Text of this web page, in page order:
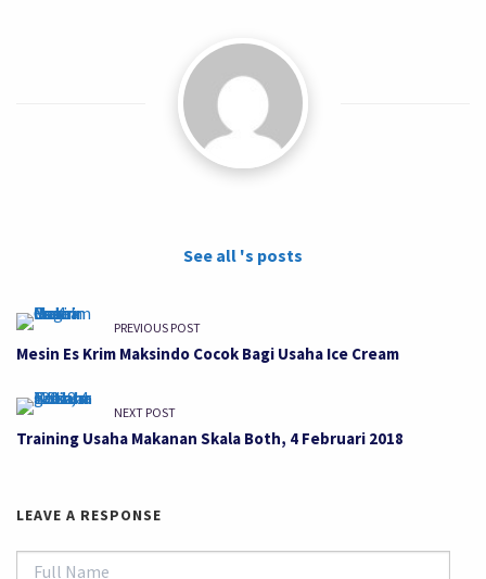
See all 's posts
PREVIOUS POST
Mesin Es Krim Maksindo Cocok Bagi Usaha Ice Cream
NEXT POST
Training Usaha Makanan Skala Both, 4 Februari 2018
LEAVE A RESPONSE